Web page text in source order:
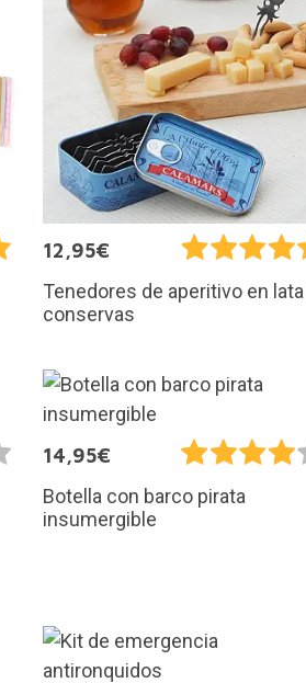
12,95€
Tenedores de aperitivo en
conservas
14,95€
Botella con barco pirata
insumergible